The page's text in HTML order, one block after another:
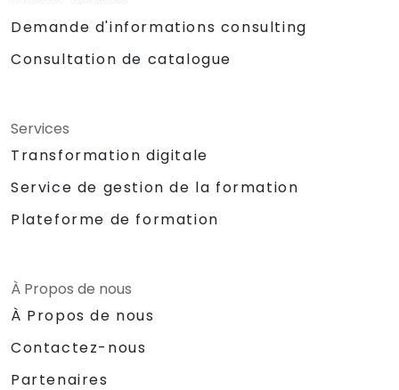
Demande d'informations consulting
Consultation de catalogue
Services
Transformation digitale
Service de gestion de la formation
Plateforme de formation
À Propos de nous
À Propos de nous
Contactez-nous
Partenaires